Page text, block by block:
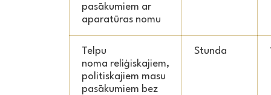
pasākumiem ar
aparatūras nomu
Telpu
noma reliģiskajiem,
politiskajiem masu
pasākumiem bez
Stunda